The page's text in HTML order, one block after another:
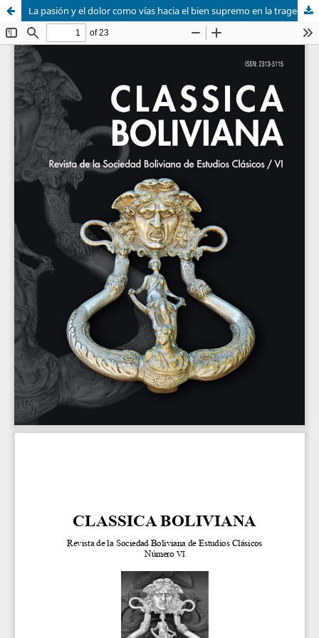
La pasión y el dolor como vías hacia el bien supremo en la tragedia Scopas de Franz Tamayo